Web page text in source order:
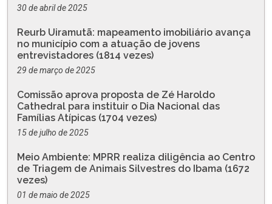
30 de abril de 2025
Reurb Uiramutã: mapeamento imobiliário avança
no município com a atuação de jovens
entrevistadores (1814 vezes)
29 de março de 2025
Comissão aprova proposta de Zé Haroldo
Cathedral para instituir o Dia Nacional das
Famílias Atípicas (1704 vezes)
15 de julho de 2025
Meio Ambiente: MPRR realiza diligência ao Centro
de Triagem de Animais Silvestres do Ibama (1672
vezes)
01 de maio de 2025